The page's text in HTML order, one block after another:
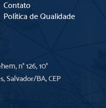
Contato
Política de Qualidade
n° 126, 10°
Salvador/BA, CEP